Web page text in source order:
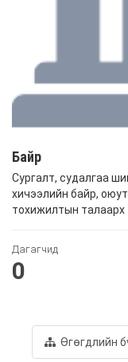
Байр
Сургалт, судалгаа
хичээлийн байр,
тохижилтын талаарх
Дагагчид
0
Өгөгдлийн